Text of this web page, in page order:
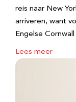
reis naar New
arriveren, want
Engelse
Lees meer